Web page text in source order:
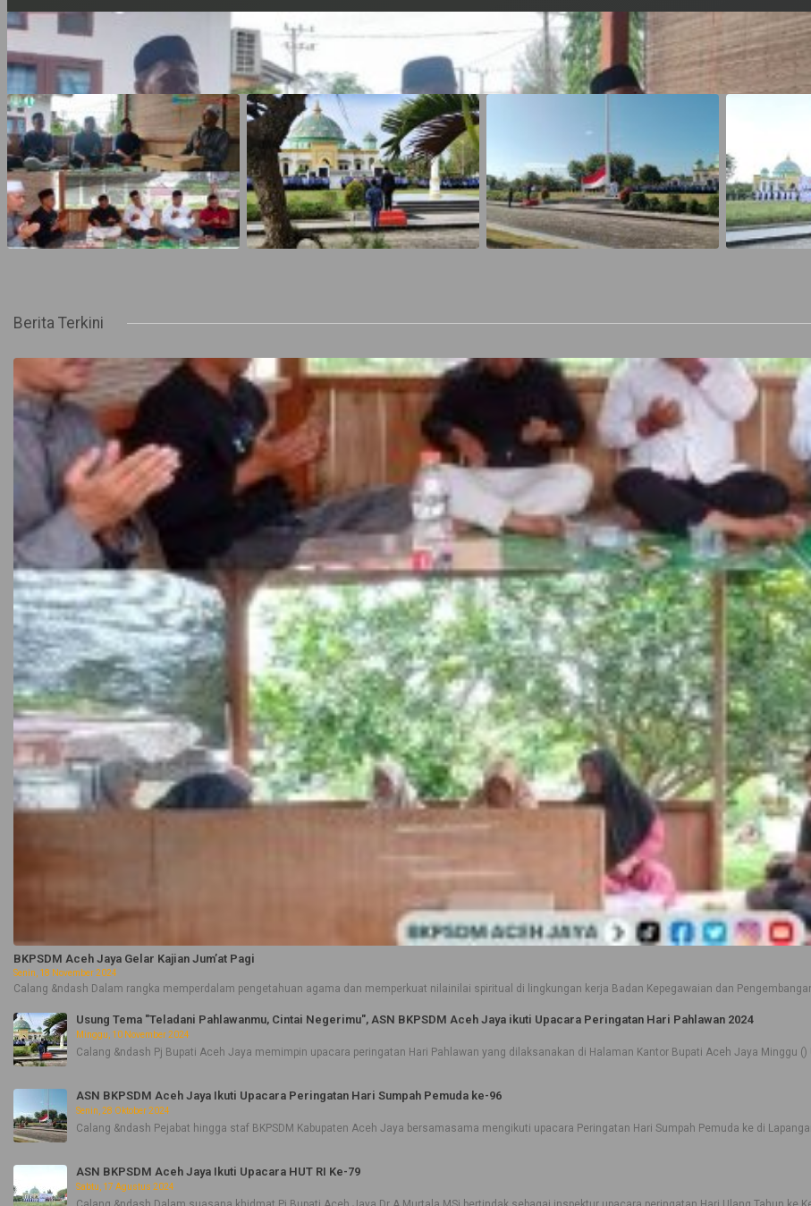
Berita Terkini
BKPSDM Aceh Jaya Gelar Kajian Jum’at Pagi
Senin, 18 November 2024
Calang &ndash Dalam rangka memperdalam pengetahuan agama dan memperkuat nilainilai spiritual di lingkungan kerja Badan Kepegawaian dan
Usung Tema "Teladani Pahlawanmu, Cintai Negerimu", ASN BKPSDM Aceh Jaya ikuti Upacara Peringatan Hari Pahlawan 2024
Minggu, 10 November 2024
Calang &ndash Pj Bupati Aceh Jaya memimpin upacara peringatan Hari Pahlawan yang dilaksanakan di Halaman Kantor Bupati Aceh Jaya Minggu ()
ASN BKPSDM Aceh Jaya Ikuti Upacara Peringatan Hari Sumpah Pemuda ke-96
Senin, 28 Oktober 2024
Calang &ndash Pejabat hingga staf BKPSDM Kabupaten Aceh Jaya bersamasama mengikuti upacara Peringatan Hari Sumpah Pemuda ke di
ASN BKPSDM Aceh Jaya Ikuti Upacara HUT RI Ke-79
Sabtu, 17 Agustus 2024